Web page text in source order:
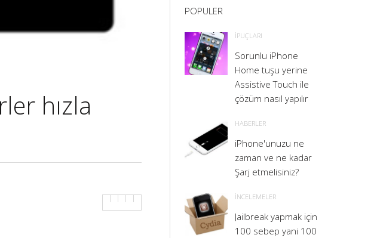
hızla
POPULER
İPUÇLARI
Sorunlu iPhone
Home tuşu yerine
Assistive Touch ile
çözüm nasıl yapılır
HABERLER
iPhone'unuzu ne
zaman ve ne kadar
Şarj etmelisiniz?
İNCELEMELER
Jailbreak yapmak için
100 sebep yani 100